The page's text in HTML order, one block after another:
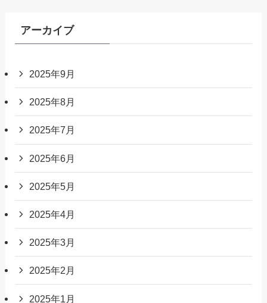
アーカイブ
2025年9月
2025年8月
2025年7月
2025年6月
2025年5月
2025年4月
2025年3月
2025年2月
2025年1月